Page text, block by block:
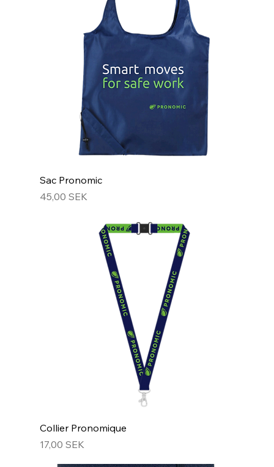
Sac Pronomic
Prix
45,00 SEK
Collier Pronomique
Prix
17,00 SEK